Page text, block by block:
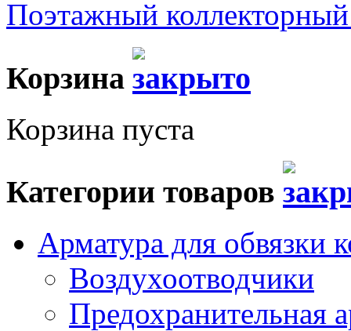
Поэтажный
Корзина
Корзина пуста
Категории товаров
Арматура для обвязки
Воздухоотводчики
Предохранительная